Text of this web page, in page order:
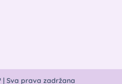
| Sva prava zadržana